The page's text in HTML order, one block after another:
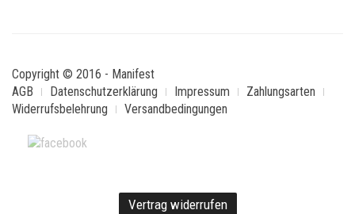
Copyright © 2016 - Manifest
AGB
Datenschutzerklärung Impressum
Zahlungsarten
Widerrufsbelehrung
Versandbedingungen
Vertrag widerrufen